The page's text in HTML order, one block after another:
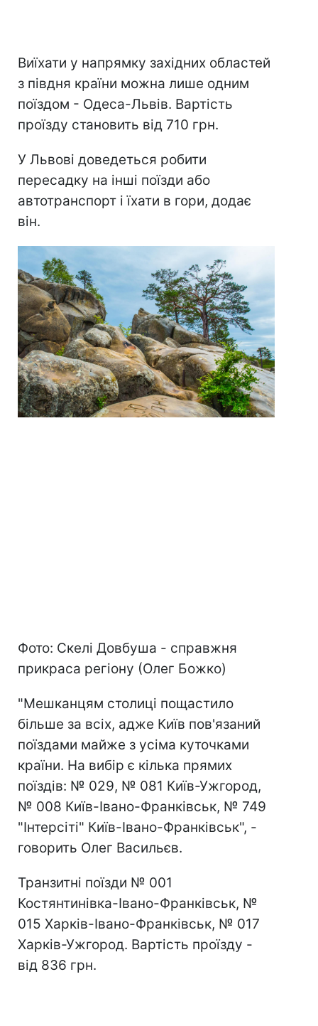
Виїхати у напрямку західних областей
з півдня країни можна лише одним
поїздом - Одеса-Львів. Вартість
проїзду становить від 710 грн.
У Львові доведеться робити
пересадку на інші поїзди або
автотранспорт і їхати в гори, додає
він.
Фото: Скелі Довбуша - справжня
прикраса регіону (Олег Божко)
"Мешканцям столиці пощастило
більше за всіх, адже Київ пов'язаний
поїздами майже з усіма куточками
країни. На вибір є кілька прямих
поїздів: № 029, № 081 Київ-Ужгород,
№ 008 Київ-Івано-Франківськ, № 749
"Інтерсіті" Київ-Івано-Франківськ", -
говорить Олег Васильєв.
Транзитні поїзди № 001
Костянтинівка-Івано-Франківськ, №
015 Харків-Івано-Франківськ, № 017
Харків-Ужгород. Вартість проїзду -
від 836 грн.